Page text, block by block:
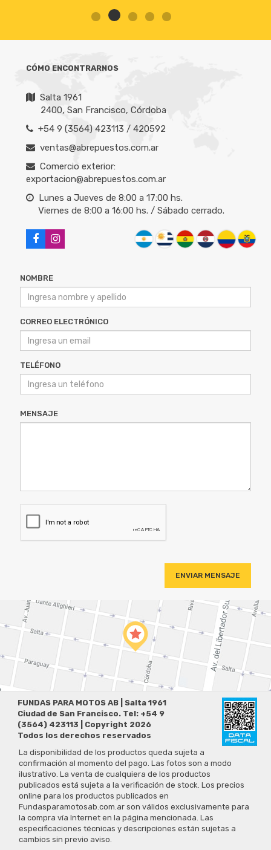
Salta 1961
+54 9 (3564) 423113 / 420592
ventas@abrepuestos.com.ar
Comercio exterior:
exportacion@abrepuestos.com.ar
Lunes a Jueves de 8:00 a 17:00 hs.
Viernes de 8:00 a 16:00 hs. / Sábado cerrado.
CORREO ELECTRÓNICO
TELÉFONO
MENSAJE
FUNDAS PARA MOTOS AB | Salta 1961
Ciudad de San Francisco. Tel: +54 9
(3564) 423113 | Copyright 2026
Todos los derechos reservados
La disponibilidad de los productos queda sujeta a
confirmación al momento del pago. Las fotos son a modo
ilustrativo. La venta de cualquiera de los productos
publicados está sujeta a la verificación de stock. Los precios
online para los productos publicados en
Fundasparamotosab.com.ar son válidos exclusivamente para
la compra vía Internet en la página mencionada. Las
especificaciones técnicas y descripciones están sujetas a
cambios sin previo aviso.
Preguntas Frecuentes